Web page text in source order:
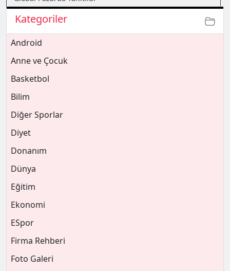
Kategoriler
Android
Anne ve Çocuk
Basketbol
Bilim
Diğer Sporlar
Diyet
Donanım
Dünya
Eğitim
Ekonomi
ESpor
Firma Rehberi
Foto Galeri